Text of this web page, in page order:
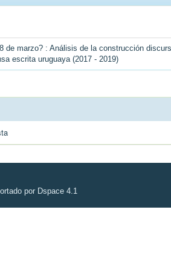
de marzo? : Análisis de la construcción
escrita uruguaya (2017 - 2019)
por Dspace 4.1